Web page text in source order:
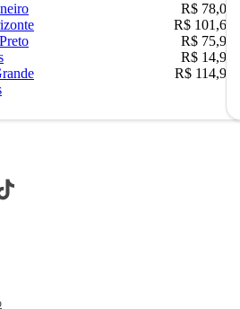
R$ 78,02
R$ 101,67
R$ 75,90
R$ 14,90
R$ 114,90